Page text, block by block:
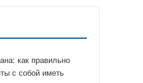
как правильно
с собой иметь